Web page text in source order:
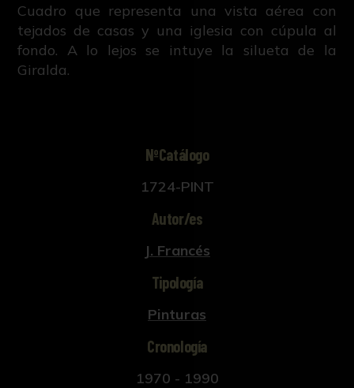
Cuadro que representa una vista aérea con
tejados de casas y una iglesia con cúpula al
fondo. A lo lejos se intuye la silueta de la
Giralda.
NºCatálogo
1724-PINT
Autor/es
J. Francés
Tipología
Pinturas
Cronología
1970 - 1990